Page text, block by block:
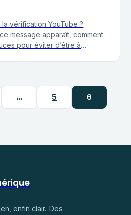
vérification YouTube ?
message apparaît, comment
pour éviter d’être à
… 5 6
enfin clair. Des